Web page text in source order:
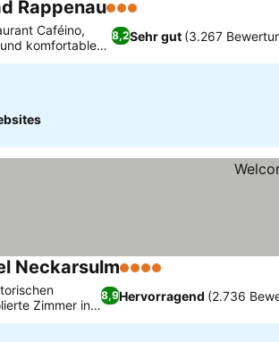
Rappenau3 Sterne
8,2Sehr gut (3.267
Caféino,
komfortable
Neckarsulm4 Sterne
8,9Hervorragend (2.736
Zimmer in